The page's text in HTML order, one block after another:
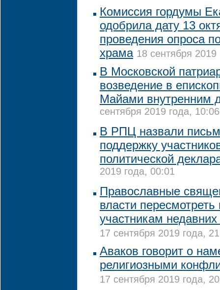
Комиссия гордумы
одобрила дату 13
проведения опроса
храма 18 сентября 2019
В Московской
возведение в
Майами внутренним
сентября 2019 года, 10:06
В РПЦ назвали
поддержку
политической
2019 года, 00:01
Православные
власти пересмотреть
участникам
17 сентября 2019 года,
Аваков говорит о
религиозными
17 сентября 2019 года,